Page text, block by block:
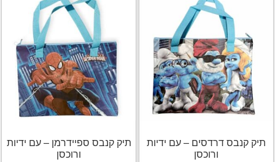
תיק קנבס דרדסים – עם ידיות
ורוכסן
תיק קנבס ספיידרמן – עם ידיות
ורוכסן